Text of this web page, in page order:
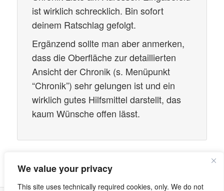
We value your privacy
This site uses technically required cookies, only. We do not
ist wirklich schrecklich. Bin sofort
deinem Ratschlag gefolgt.
Ergänzend sollte man aber anmerken,
dass die Oberfläche zur detaillierten
Ansicht der Chronik (s. Menüpunkt
“Chronik”) sehr gelungen ist und ein
wirklich gutes Hilfsmittel darstellt, das
kaum Wünsche offen lässt.
Comments are closed.